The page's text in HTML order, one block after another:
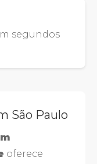
segundos
São Paulo
oferece